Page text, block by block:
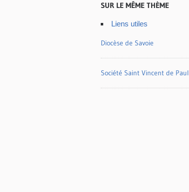
SUR LE MÊME THÈME
Liens utiles
Diocèse de Savoie
Société Saint Vincent de Paul